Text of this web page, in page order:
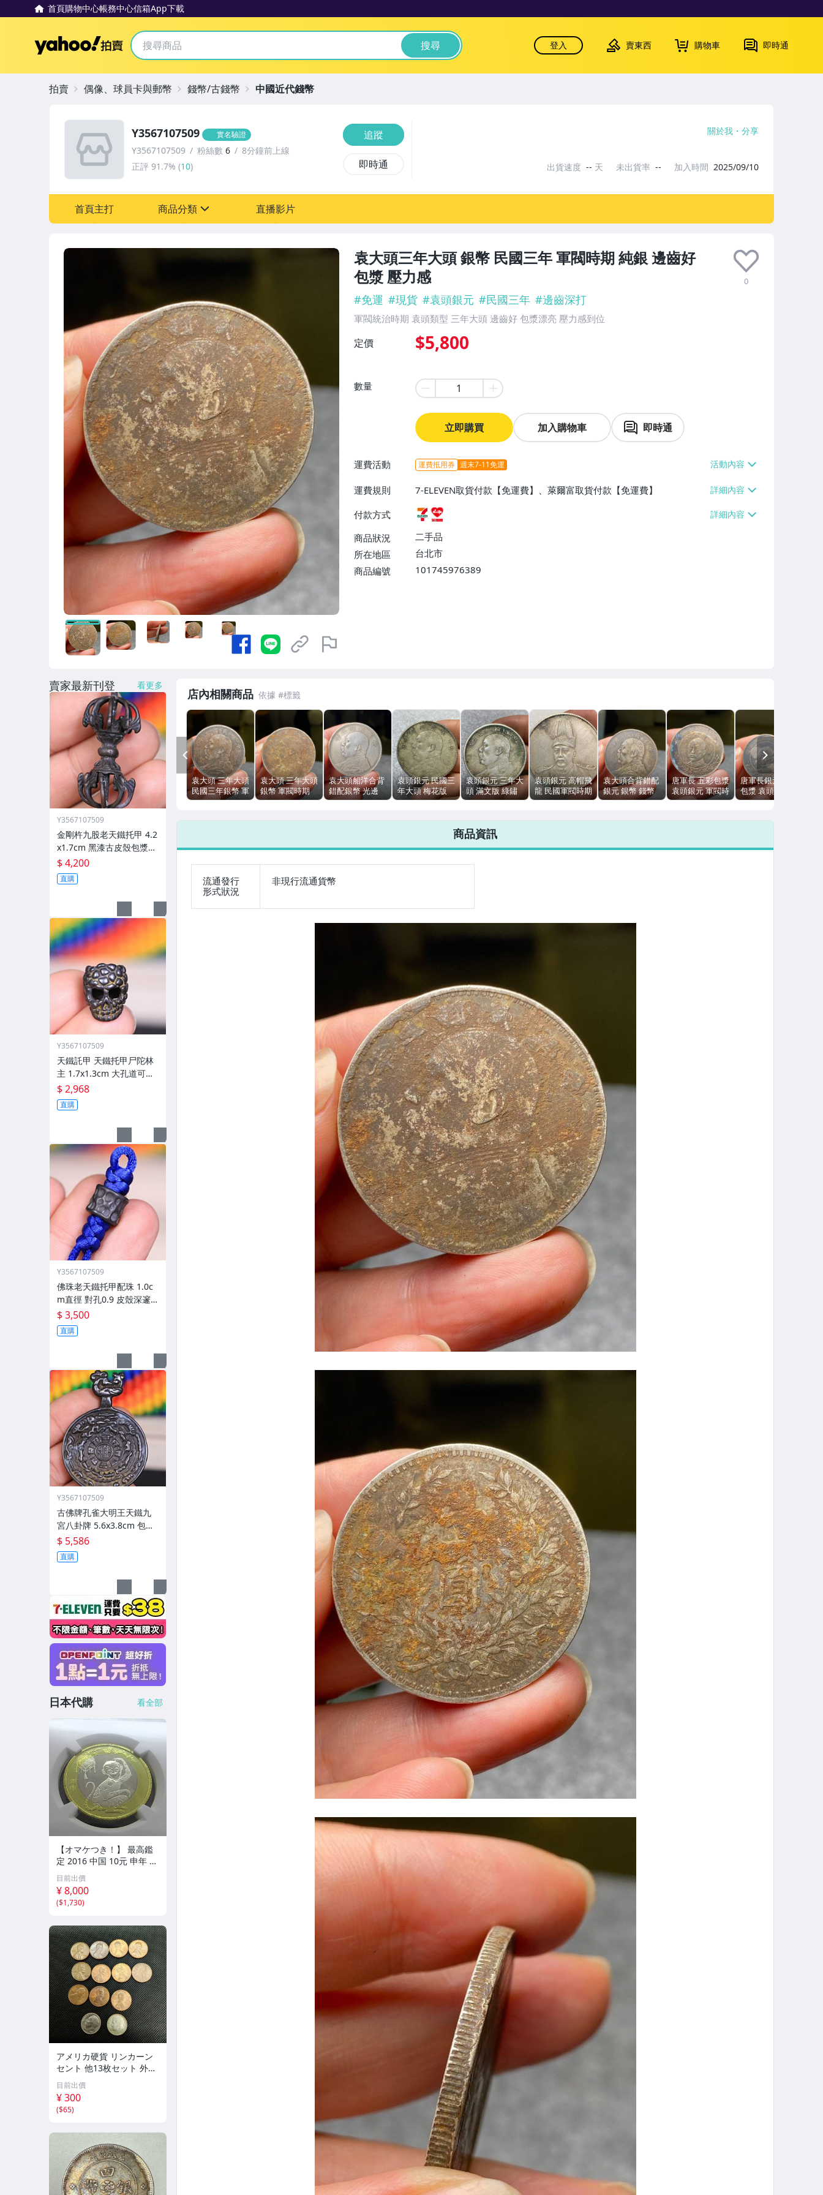
首頁購物中心帳務中心信箱App下載
Yahoo拍賣 搜尋 登入 賣東西 購物車 即時通
袁大頭三年大頭 銀幣 民國三年 軍閥時期 純銀 邊齒好
包漿 壓力感
0
#免運 #現貨 #袁頭銀元 #民國三年 #邊齒深打
軍閥統治時期 袁頭類型 三年大頭 邊齒好 包漿漂亮 壓力感到位
定價 $5,800
數量
立即購買 加入購物車 即時通
運費活動 運費抵用券 週末7-11免運
運費規則
7-ELEVEN取貨付款【免運費】、萊爾富取貨付款【免運費】
付款方式
商品狀況
二手品
所在地區
台北市
商品編號
101745976389
Y3567107509 實名驗證
Y3567107509 粉絲數 6
8分鐘前上線
正評 91.7% (10)
追蹤
即時通
關於我 分享
出貨速度 -- 天 未出貨率 -- 加入時間 2025/09/10
首頁主打 商品分類
古董、藝術與礦石
居家、家具與園藝
玩具、模型與公仔
偶像、球員卡與郵幣
女裝與服飾配件
男性精品與服飾
手錶與飾品配件
女包精品與女鞋
相機、攝影與周邊
運動、戶外與休閒
直播影片
拍賣 偶像、球員卡與郵幣 錢幣/古錢幣 中國近代錢幣
店內相關商品
袁大頭 三年大頭
民國三年銀幣 軍
閥時期 純銀 邊
袁大頭 三年大頭
銀幣 軍閥時期
純銀 邊齒好 包
袁大頭船洋合背
錯配銀幣 光邊
純銀包漿 軍閥時
袁頭銀元 民國三
年大頭 梅花版
綠鏽包漿 軍閥時
袁頭銀元 三年大
頭 滿文版 綠鏽
包漿 軍閥時期
袁頭銀元 高帽飛
龍 民國軍閥時期
古錢幣 綠鏽包漿
袁大頭合背錯配
銀元 銀幣 錢幣
民國軍閥時期 純
唐軍長 五彩包漿
袁頭銀元 軍閥時
期 純銀 壓力感
唐軍長銀元 入骨
包漿 袁頭錢幣
近代軍閥時期 壓
PREV
商品資訊
流通發行
形式狀況
非現行流通貨幣
賣家最新刊登 看更多
Y3567107509
金剛杵九股老天鐵托甲 4.2
x1.7cm 黑漆古皮殼包漿厚
重
$ 4,200
直購
Y3567107509
天鐵託甲 天鐵托甲尸陀林
主 1.7x1.3cm 大孔道可跑
環 黑漆古皮殼
$ 2,968
直購
Y3567107509
佛珠老天鐵托甲配珠 1.0c
m直徑 對孔0.9 皮殼深邃
包漿厚重
$ 3,500
直購
Y3567107509
古佛牌孔雀大明王天鐵九
宮八卦牌 5.6x3.8cm 包漿
醇厚黑漆古皮殼
$ 5,586
直購
日本代購 看全部
【オマケつき！】 最高鑑
定 2016 中国 10元 申年 猿
バイメタル NGC MS69PL
プルーフライク 初期発行
金猴春ラベル アンティー
クコイン
目前出價
¥ 8,000
($1,730)
アメリカ硬貨 リンカーン
セント 他13枚セット 外国
コイン 古銭 コレクション
目前出價
¥ 300
($65)